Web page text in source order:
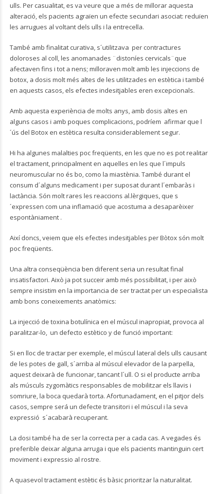
ulls. Per casualitat, es va veure que a més de millorar aquesta
alteració, els pacients agraïen un efecte secundari asociat: reduïen
les arrugues al voltant dels ulls i la entrecella.
També amb finalitat curativa, s´utilitzava per contractures
doloroses al coll, les anomanades ¨distoníes cervicals¨que
afectaven fins i tot a nens; milloraven molt amb les injeccions de
botox, a dosis molt més altes de les utilitzades en estètica i també
en aquests casos, els efectes indesitjables eren excepcionals.
Amb aquesta experiència de molts anys, amb dosis altes en
alguns casos i amb poques complicacions, podríem afirmar que l
´ús del Botox en estètica resulta considerablement segur.
Hi ha algunes malalties poc freqüents, en les que no es pot realitar
el tractament, principalment en aquelles en les que l´impuls
neuromuscular no és bo, como la miastènia. També durant el
consum d´alguns medicament i per suposat durant l´embaràs i
lactància. Són molt rares les reaccions al.lèrgiques, que s
´expressen com una inflamació que acostuma a desaparèixer
espontàniament .
Així doncs, veiem que els efectes indesitjables per Bòtox són molt
poc freqüents.
Una altra conseqüència ben diferent seria un resultat final
insatisfactori. Això ja pot succeir amb més possibilitat, i per això
sempre insistim en la importancia de ser tractat per un especialista
amb bons coneixements anatòmics:
La injecció de toxina botulínica en el múscul inapropiat, provoca al
paralitzar-lo, un defecto estètico y de funció important:
Si en lloc de tractar per exemple, el múscul lateral dels ulls causant
de les potes de gall, s´arriba al múscul elevador de la parpella,
aquest deixarà de funcionar, tancant l´ull. O si el producte arriba
als músculs zygomàtics responsables de mobilitzar els llavis i
somriure, la boca quedarà torta. Afortunadament, en el pitjor dels
casos, sempre será un defecte transitori i el múscul i la seva
expressió s´acabarà recuperant.
La dosi també ha de ser la correcta per a cada cas. A vegades és
preferible deixar alguna arruga i que els pacients mantinguin cert
moviment i expressio al rostre.
A quasevol tractament estètic és bàsic prioritzar la naturalitat.